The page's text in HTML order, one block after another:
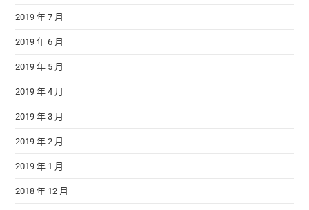
2019 年 7 月
2019 年 6 月
2019 年 5 月
2019 年 4 月
2019 年 3 月
2019 年 2 月
2019 年 1 月
2018 年 12 月